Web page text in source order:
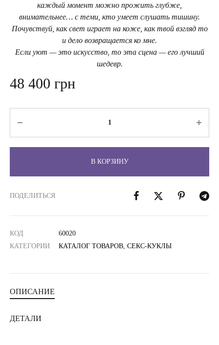
каждый момент можно прожить глубже,
внимательнее… с теми, кто умеет слушать тишину.
Почувствуй, как свет играет на коже, как твой взгляд то
и дело возвращается ко мне.
Если уют — это искусство, то эта сцена — его лучший
шедевр.
48 400 грн
В КОРЗИНУ
ПОДЕЛИТЬСЯ
КОД
60020
КАТЕГОРИИ
КАТАЛОГ ТОВАРОВ СЕКС-КУКЛЫ
ОПИСАНИЕ
ДЕТАЛИ